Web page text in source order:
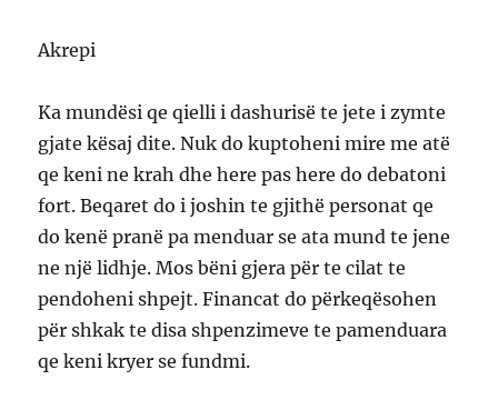
Akrepi
Ka mundësi qe qielli i dashurisë te jete i zymte
gjate kësaj dite. Nuk do kuptoheni mire me atë
qe keni ne krah dhe here pas here do debatoni
fort. Beqaret do i joshin te gjithë personat qe
do kenë pranë pa menduar se ata mund te jene
ne një lidhje. Mos bëni gjera për te cilat te
pendoheni shpejt. Financat do përkeqësohen
për shkak te disa shpenzimeve te pamenduara
qe keni kryer se fundmi.